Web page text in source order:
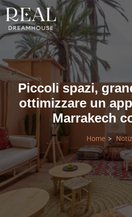
Piccoli spazi,
ottimizzare un
Marrakech
Home